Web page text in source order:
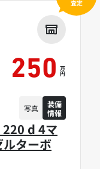
220 d 4マ
ターボ
250 万
円
写真
装備
情報
査定